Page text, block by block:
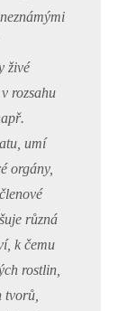
živé
rozsahu
umí
orgány,
různá
k čemu
rostlin,
tvorů,